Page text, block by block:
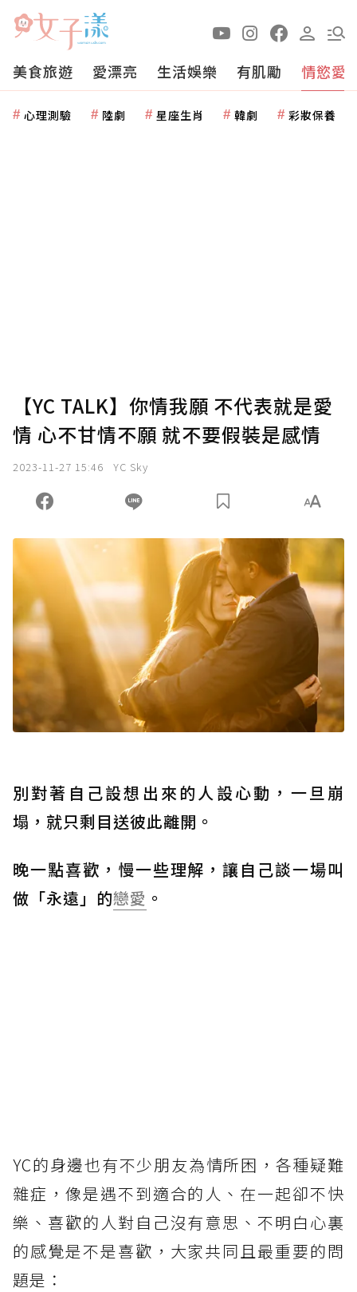
美食旅遊 愛漂亮 生活娛樂 有肌勵 情慾愛
心理測驗 陸劇 星座生肖 韓劇 彩妝保養
【YC TALK】你情我願 不代表就是愛
情 心不甘情不願 就不要假裝是感情
2023-11-27 15:46 YC Sky
別對著自己設想出來的人設心動，一旦崩
塌，就只剩目送彼此離開。
晚一點喜歡，慢一些理解，讓自己談一場叫
做「永遠」的戀愛 。
YC的身邊也有不少朋友為情所困，各種疑難
雜症，像是遇不到適合的人、在一起卻不快
樂、喜歡的人對自己沒有意思、不明白心裏
的感覺是不是喜歡，大家共同且最重要的問
題是：